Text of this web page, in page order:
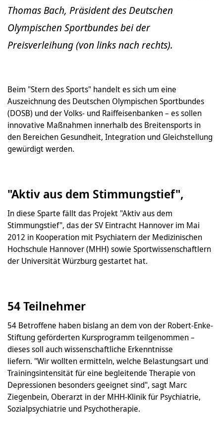
Thomas Bach, Präsident des Deutschen
Olympischen Sportbundes bei der
Preisverleihung (von links nach rechts).
Beim "Stern des Sports" handelt es sich um eine
Auszeichnung des Deutschen Olympischen Sportbundes
(DOSB) und der Volks- und Raiffeisenbanken – es sollen
innovative Maßnahmen innerhalb des Breitensports in
den Bereichen Gesundheit, Integration und Gleichstellung
gewürdigt werden.
"Aktiv aus dem Stimmungstief",
In diese Sparte fällt das Projekt "Aktiv aus dem
Stimmungstief", das der SV Eintracht Hannover im Mai
2012 in Kooperation mit Psychiatern der Medizinischen
Hochschule Hannover (MHH) sowie Sportwissenschaftlern
der Universität Würzburg gestartet hat.
54 Teilnehmer
54 Betroffene haben bislang an dem von der Robert-Enke-
Stiftung geförderten Kursprogramm teilgenommen –
dieses soll auch wissenschaftliche Erkenntnisse
liefern. "Wir wollten ermitteln, welche Belastungsart und
Trainingsintensität für eine begleitende Therapie von
Depressionen besonders geeignet sind", sagt Marc
Ziegenbein, Oberarzt in der MHH-Klinik für Psychiatrie,
Sozialpsychiatrie und Psychotherapie.